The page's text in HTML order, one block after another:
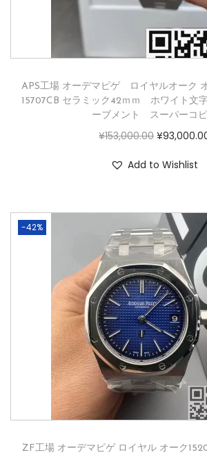
APS工場 オーデマピゲ ロイヤルオーク
15707CB セラミック42ｍｍ ホワイト文
ーブメント スーパーコ
¥153,000.00 ¥
Add to Wishlist
-42%
ZF工場 オーデマピゲ ロイヤル オーク